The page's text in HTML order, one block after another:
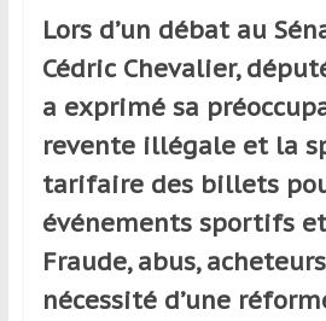
ou
réguliers,
pratiquants,
passionnés
ou
simples
spectateurs
sport,
qui
Lors d’un débat au
Cédric Chevalier,
a exprimé sa
revente illégale et la
tarifaire des billets
événements sportifs
Fraude, abus,
nécessité d’une